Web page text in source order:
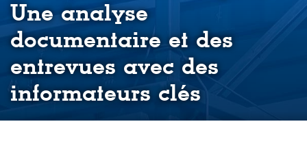
Une analyse
documentaire et des
entrevues avec des
informateurs clés